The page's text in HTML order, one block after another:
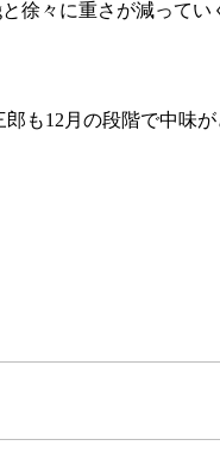
徐々に重さが減って
も12月の段階で中味